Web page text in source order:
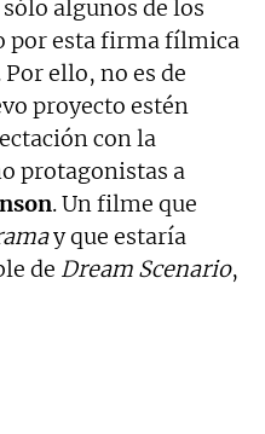
algunos de los
por esta firma fílmica
ello, no es de
proyecto estén
con la
protagonistas a
. Un filme que
y que estaría
de Dream Scenario,